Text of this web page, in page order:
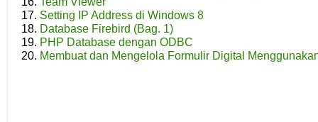
Setting IP Address di Windows 8
Database Firebird (Bag. 1)
PHP Database dengan ODBC
Membuat dan Mengelola Formulir Digital